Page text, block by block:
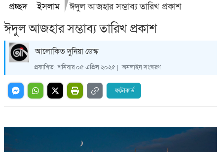
প্রচ্ছদ ইসলাম ঈদুল আজহার সম্ভাব্য তারিখ প্রকাশ
ঈদুল আজহার সম্ভাব্য তারিখ প্রকাশ
‍আলোকিত দুনিয়া ডেস্ক
প্রকাশিত: শনিবার ০৫ এপ্রিল ২০২৫ | অনলাইন সংস্করণ
ফটোকার্ড